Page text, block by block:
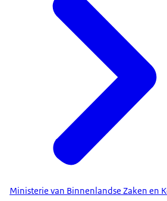
Ministerie van Binnenlandse Zaken en